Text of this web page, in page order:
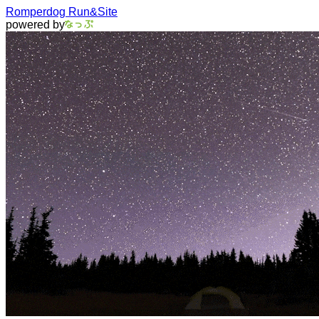
Romperdog Run&Site
powered by